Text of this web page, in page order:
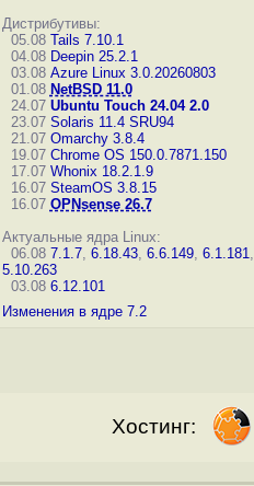
Дистрибутивы:
05.08 Tails 7.10.1
04.08 Deepin 25.2.1
03.08 Azure Linux 3.0.20260803
01.08 NetBSD 11.0
24.07 Ubuntu Touch 24.04 2.0
23.07 Solaris 11.4 SRU94
21.07 Omarchy 3.8.4
19.07 Chrome OS 150.0.7871.150
17.07 Whonix 18.2.1.9
16.07 SteamOS 3.8.15
16.07 OPNsense 26.7
Актуальные ядра Linux:
06.08 7.1.7, 6.18.43, 6.6.149, 6.1.181,
5.10.263
03.08 6.12.101
Изменения в ядре 7.2
Хостинг: